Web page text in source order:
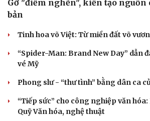
Gỡ "điểm nghẽn", kiến tạo nguồn
bản
Tinh hoa võ Việt: Từ miền đất võ
“Spider-Man: Brand New Day” dẫn
vé Mỹ
Phong slư - “thư tình” bằng dân ca
“Tiếp sức” cho công nghiệp văn hóa:
Quỹ Văn hóa, nghệ thuật